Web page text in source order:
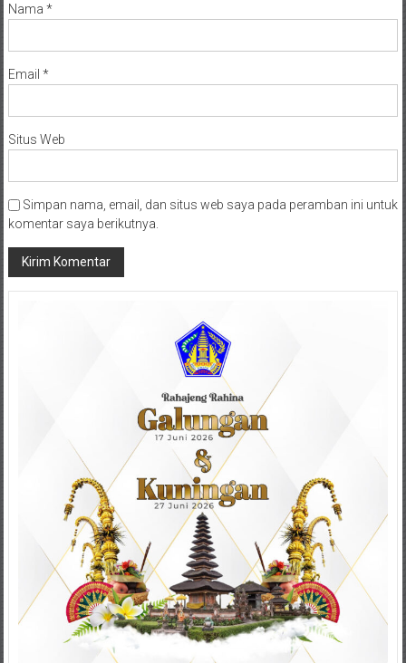
Nama *
Email *
Situs Web
Simpan nama, email, dan situs web saya pada peramban ini untuk
komentar saya berikutnya.